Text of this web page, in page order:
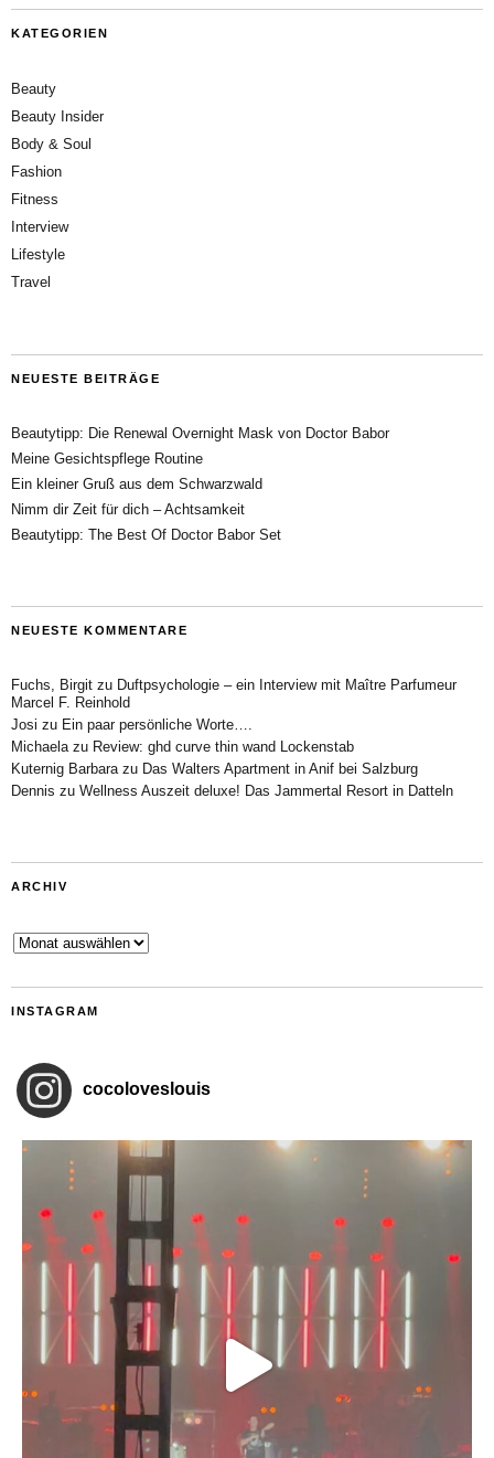
KATEGORIEN
Beauty
Beauty Insider
Body & Soul
Fashion
Fitness
Interview
Lifestyle
Travel
NEUESTE BEITRÄGE
Beautytipp: Die Renewal Overnight Mask von Doctor Babor
Meine Gesichtspflege Routine
Ein kleiner Gruß aus dem Schwarzwald
Nimm dir Zeit für dich – Achtsamkeit
Beautytipp: The Best Of Doctor Babor Set
NEUESTE KOMMENTARE
Fuchs, Birgit zu Duftpsychologie – ein Interview mit Maître Parfumeur
Marcel F. Reinhold
Josi zu Ein paar persönliche Worte….
Michaela zu Review: ghd curve thin wand Lockenstab
Kuternig Barbara zu Das Walters Apartment in Anif bei Salzburg
Dennis zu Wellness Auszeit deluxe! Das Jammertal Resort in Datteln
ARCHIV
Archiv
INSTAGRAM
cocoloveslouis